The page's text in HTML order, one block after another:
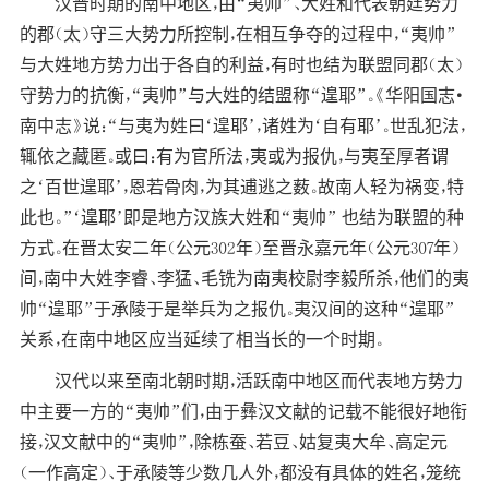
汉晋时期的南中地区，由“夷帅”、大姓和代表朝廷势力
的郡（太）守三大势力所控制，在相互争夺的过程中，“夷帅”
与大姓地方势力出于各自的利益，有时也结为联盟同郡（太）
守势力的抗衡，“夷帅”与大姓的结盟称“遑耶”。《华阳国志·
南中志》说：“与夷为姓曰‘遑耶’，诸姓为‘自有耶’。世乱犯法，
辄依之藏匿。或曰：有为官所法，夷或为报仇，与夷至厚者谓
之‘百世遑耶’，恩若骨肉，为其逋逃之薮。故南人轻为祸变，特
此也。”‘遑耶’即是地方汉族大姓和“夷帅” 也结为联盟的种
方式。在晋太安二年（公元302年）至晋永嘉元年（公元307年）
间，南中大姓李睿、李猛、毛铣为南夷校尉李毅所杀，他们的夷
帅“遑耶”于承陵于是举兵为之报仇。夷汉间的这种“遑耶”
关系，在南中地区应当延续了相当长的一个时期。
汉代以来至南北朝时期，活跃南中地区而代表地方势力
中主要一方的“夷帅”们，由于彝汉文献的记载不能很好地衔
接，汉文献中的“夷帅”，除栋蚕、若豆、姑复夷大牟、高定元
（一作高定）、于承陵等少数几人外，都没有具体的姓名，笼统